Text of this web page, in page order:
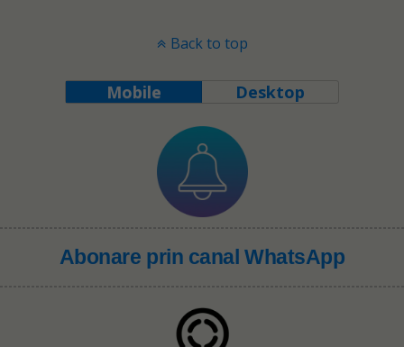
Back to top
Mobile Desktop
Abonare prin canal WhatsApp